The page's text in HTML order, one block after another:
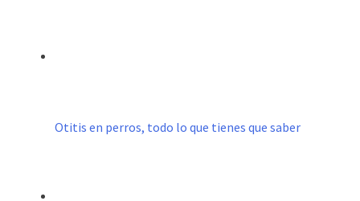
Otitis en perros, todo lo que tienes que saber